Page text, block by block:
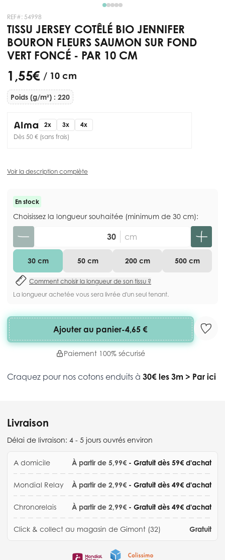
REF#: 54998
TISSU JERSEY COTÊLÉ BIO JENNIFER
BOURON FLEURS SAUMON SUR FOND
VERT FONCÉ - PAR 10 CM
1,55 € / 10 cm
Poids (g/m²) : 220
2x 3x
4x
Dès 50 € (sans frais)
Voir la description complète
En stock
Choisissez la longueur souhaitée (minimum de 30 cm):
cm
30 cm 50 cm 200 cm 500 cm
Comment choisir la longueur de son tissu ?
La longueur achetée vous sera livrée d'un seul tenant.
Ajouter au panier-4,65 €
Paiement 100% sécurisé
Craquez pour nos cotons enduits à 30€ les 3m > Par ici
Livraison
Délai de livraison: 4 - 5 jours ouvrés environ
A domicile À partir de 5,99€ - Gratuit dès 59€ d'achat
Mondial Relay À partir de 2,99€ - Gratuit dès 49€ d'achat
Chronorelais À partir de 2,99€ - Gratuit dès 49€ d'achat
Click & collect au magasin de Gimont (32) Gratuit